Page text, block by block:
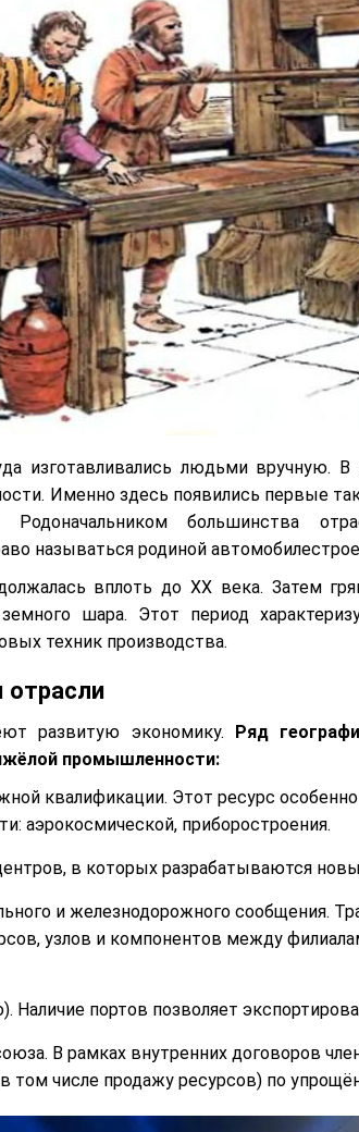
изготавливались людьми вручную. В
Именно здесь появились первые
большинства
называться родиной
вплоть до ХХ века. Затем
шара. Этот период
техник производства.
отрасли
развитую экономику.
Ряд
промышленности:
квалификации. Этот ресурс
аэрокосмической, приборостроения.
в которых разрабатываются
и железнодорожного сообщения.
узлов и компонентов между
Наличие портов позволяет
В рамках внутренних договоров
том числе продажу ресурсов) по